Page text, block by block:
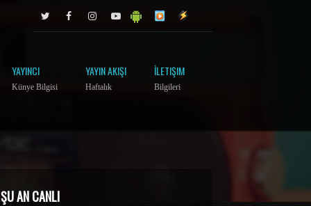
YAYINCI
Künye Bilgisi
YAYIN AKIŞI
Haftalık
İLETIŞIM
Bilgileri
ŞU AN CANLI